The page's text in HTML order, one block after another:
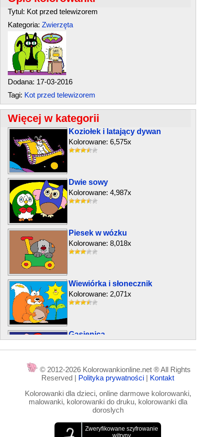
Tytul: Kot przed telewizorem
Kategoria: Zwierzęta
Dodana: 17-03-2016
Tagi: Kot przed telewizorem
Więcej w kategorii
Koziołek i latający dywan
Kolorowane: 6,575x
Dwie sowy
Kolorowane: 4,987x
Piesek w wózku
Kolorowane: 8,018x
Wiewiórka i słonecznik
Kolorowane: 2,071x
Gąsienica
Kolorowane: 4,753x
© 2012-2026 Kolorowankionline.net ® All Rights
Reserved | Polityka prywatności | Kontakt
Kolorowanki dla dzieci, online darmowe kolorowanki,
malowanki, kolorowanki do druku, kolorowanki dla
doroslych